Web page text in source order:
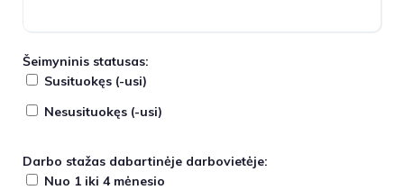
Šeimyninis statusas:
Susituokęs (-usi)
Nesusituokęs (-usi)
Darbo stažas dabartinėje darbovietėje:
Nuo 1 iki 4 mėnesio